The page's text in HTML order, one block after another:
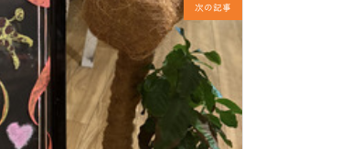
次の記事